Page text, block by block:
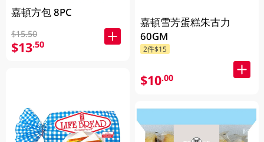
嘉頓方包 8PC
$15.50
$13.50
嘉頓雪芳蛋糕朱古力
60GM
2件$15
$10.00